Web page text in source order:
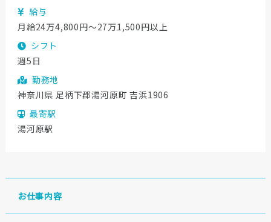
給与
月給24万4,800円〜27万1,500円以上
シフト
週5日
勤務地
神奈川県 足柄下郡湯河原町 吉浜1906
最寄駅
湯河原駅
お仕事内容